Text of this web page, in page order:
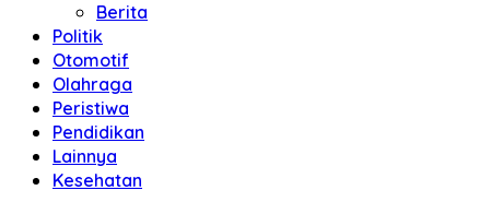
Berita
Politik
Otomotif
Olahraga
Peristiwa
Pendidikan
Lainnya
Kesehatan